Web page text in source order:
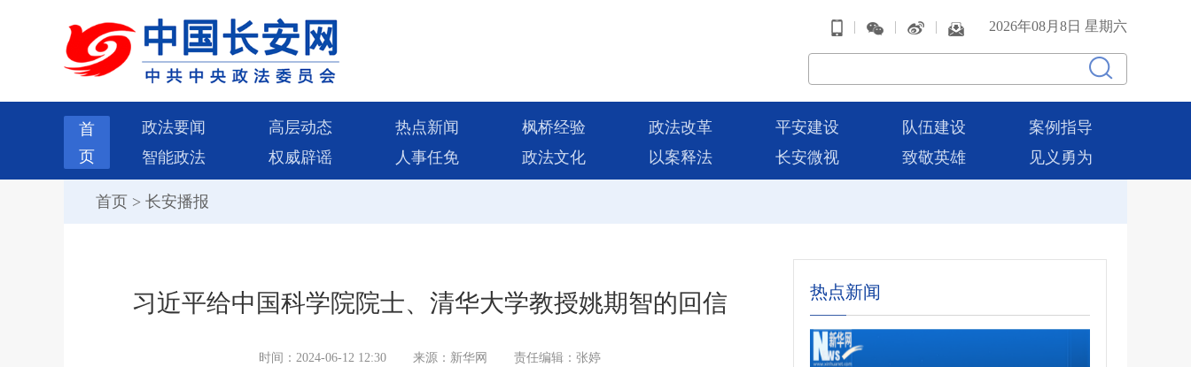
| | | 2026年08月8日 星期六
首
页
政法要闻 高层动态 热点新闻 枫桥经验 政法改革 平安建设 队伍建设
案例指导
智能政法
权威辟谣 人事任免 政法文化 以案释法 长安微视 致敬英雄 见义勇为
首页 > 长安播报
习近平给中国科学院院士、清华大学教授姚期智的回信
时间：2024-06-12 12:30 来源：新华网 责任编辑：张婷
热点新闻